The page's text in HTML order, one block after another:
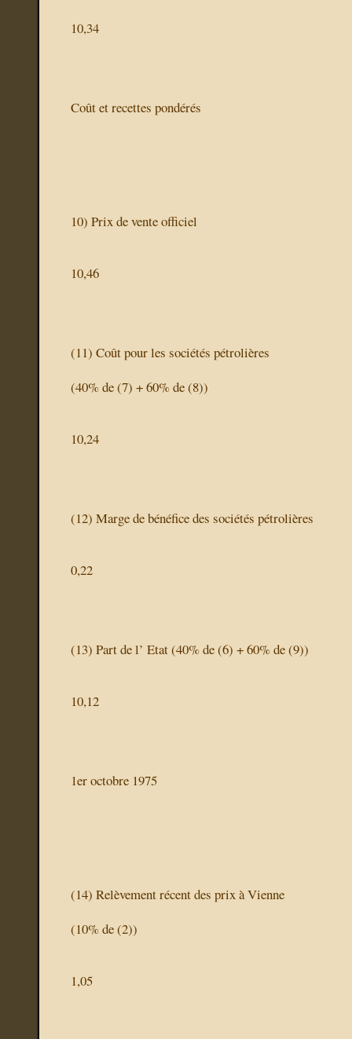
10,34
Coût et recettes pondérés
10) Prix de vente officiel
10,46
(11) Coût pour les sociétés pétrolières
(40% de (7) + 60% de (8))
10,24
(12) Marge de bénéfice des sociétés pétrolières
0,22
(13) Part de l’ Etat(40% de (6) + 60% de (9))
10,12
1er octobre 1975
(14) Relèvement récent des prix à Vienne
(10% de (2))
1,05